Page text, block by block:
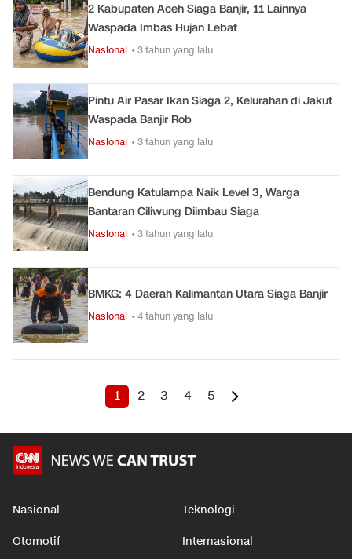
2 Kabupaten Aceh Siaga Banjir, 11 Lainnya
Waspada Imbas Hujan Lebat
Nasional • 3 tahun yang lalu
Pintu Air Pasar Ikan Siaga 2, Kelurahan di Jakut
Waspada Banjir Rob
Nasional • 3 tahun yang lalu
Bendung Katulampa Naik Level 3, Warga
Bantaran Ciliwung Diimbau Siaga
Nasional • 3 tahun yang lalu
BMKG: 4 Daerah Kalimantan Utara Siaga Banjir
Nasional • 4 tahun yang lalu
1 2 3 4 5
Nasional Teknologi
Otomotif Internasional